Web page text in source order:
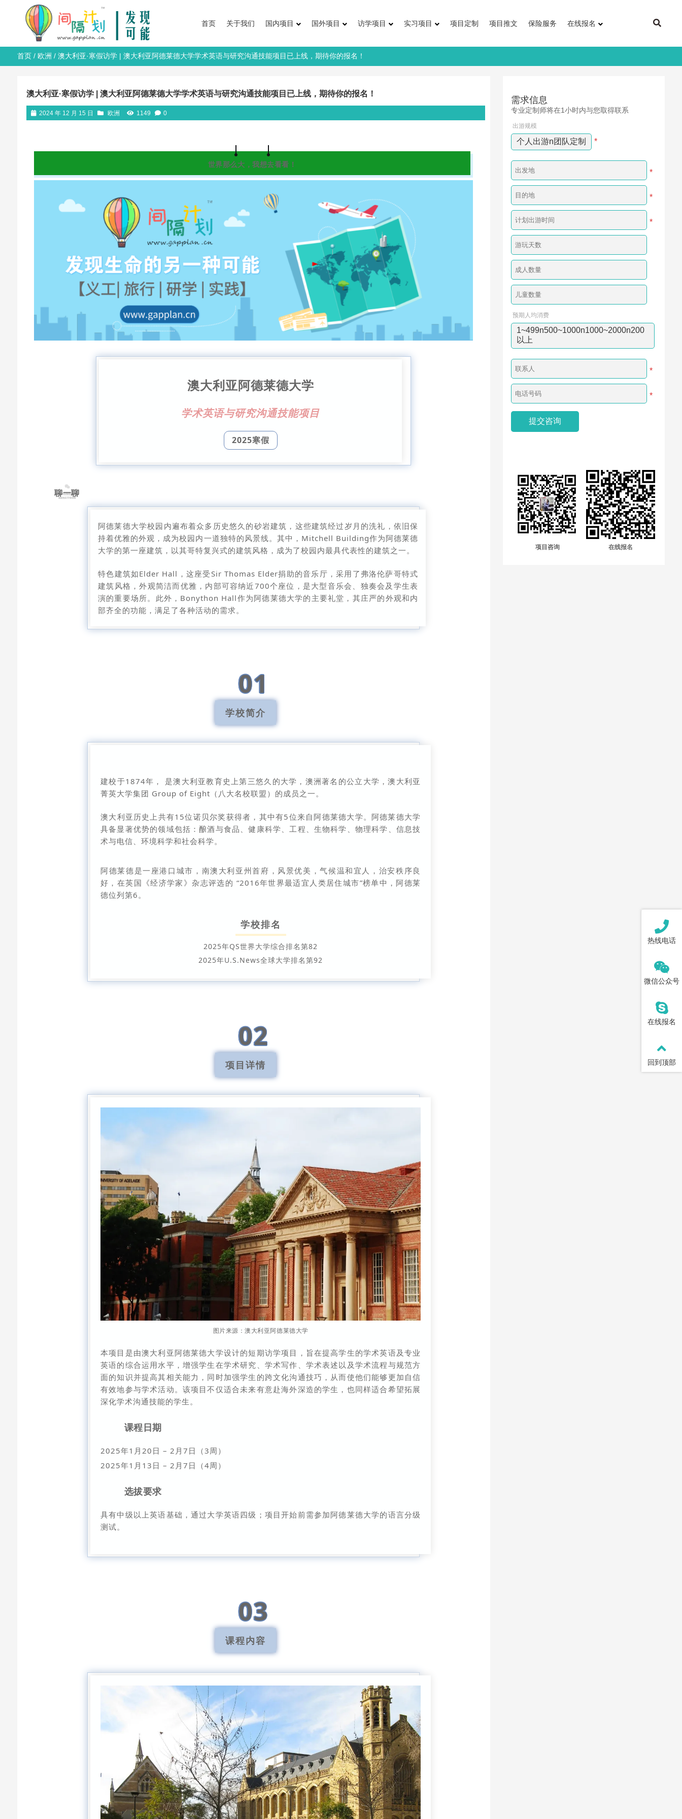
首页 关于我们 国内项目 国外项目 访学项目 实习项目 项目定制 项目推文 保险服务 在线报名
首页/ 欧洲 / 澳大利亚·寒假访学 | 澳大利亚阿德莱德大学学术英语与研究沟通技能项目已上线，期待你的报名！
澳大利亚·寒假访学 | 澳大利亚阿德莱德大学学术英语与研究沟通技能项目已上线，期待你的报名！
2024 年 12 月 15 日 欧洲 1149 0
世界那么大，我想去看看！
澳大利亚阿德莱德大学
学术英语与研究沟通技能项目
2025寒假
聊一聊
阿德莱德大学校园内遍布着众多历史悠久的砂岩建筑，这些建筑经过岁月的洗礼，依旧保
持着优雅的外观，成为校园内一道独特的风景线。其中，Mitchell Building作为阿德莱德
大学的第一座建筑，以其哥特复兴式的建筑风格，成为了校园内最具代表性的建筑之一。
特色建筑如Elder Hall，这座受Sir Thomas Elder捐助的音乐厅，采用了弗洛伦萨哥特式
建筑风格，外观简洁而优雅，内部可容纳近700个座位，是大型音乐会、独奏会及学生表
演的重要场所。此外，Bonython Hall作为阿德莱德大学的主要礼堂，其庄严的外观和内
部齐全的功能，满足了各种活动的需求。
01
学校简介
建校于1874年， 是澳大利亚教育史上第三悠久的大学，澳洲著名的公立大学，澳大利亚
菁英大学集团 Group of Eight（八大名校联盟）的成员之一。
澳大利亚历史上共有15位诺贝尔奖获得者，其中有5位来自阿德莱德大学。阿德莱德大学
具备显著优势的领域包括：酿酒与食品、健康科学、工程、生物科学、物理科学、信息技
术与电信、环境科学和社会科学。
阿德莱德是一座港口城市，南澳大利亚州首府，风景优美，气候温和宜人，治安秩序良
好，在英国《经济学家》杂志评选的 “2016年世界最适宜人类居住城市”榜单中，阿德莱
德位列第6。
学校排名
2025年QS世界大学综合排名第82
2025年U.S.News全球大学排名第92
02
项目详情
图片来源：澳大利亚阿德莱德大学
本项目是由澳大利亚阿德莱德大学设计的短期访学项目，旨在提高学生的学术英语及专业
英语的综合运用水平，增强学生在学术研究、学术写作、学术表述以及学术流程与规范方
面的知识并提高其相关能力，同时加强学生的跨文化沟通技巧，从而使他们能够更加自信
有效地参与学术活动。该项目不仅适合未来有意赴海外深造的学生，也同样适合希望拓展
深化学术沟通技能的学生。
课程日期
2025年1月20日 – 2月7日（3周）
2025年1月13日 – 2月7日（4周）
选拔要求
具有中级以上英语基础，通过大学英语四级；项目开始前需参加阿德莱德大学的语言分级
测试。
03
课程内容
需求信息
专业定制师将在1小时内与您取得联系
出游规模
个人出游n团队定制 *
*
*
*
预期人均消费
1~499n500~1000n1000~2000n200
以上
*
*
项目咨询 在线报名
热线电话
微信公众号
在线报名
回到顶部